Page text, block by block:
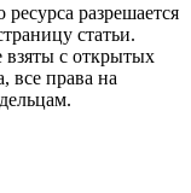
разрешается
статьи.
взяты с открытых
все права на